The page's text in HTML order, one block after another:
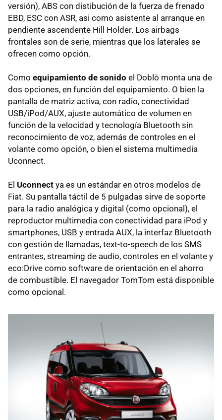
versión), ABS con distibución de la fuerza de frenado
EBD, ESC con ASR, asi como asistente al arranque en
pendiente ascendente Hill Holder. Los airbags
frontales son de serie, mientras que los laterales se
ofrecen como opción.
Como equipamiento de sonido el Doblò monta una de
dos opciones, en función del equipamiento. O bien la
pantalla de matriz activa, con radio, conectividad
USB/iPod/AUX, ajuste automático de volumen en
función de la velocidad y tecnología Bluetooth sin
reconocimiento de voz, además de controles en el
volante como opción, o bien el sistema multimedia
Uconnect.
El Uconnect ya es un estándar en otros modelos de
Fiat. Su pantalla táctil de 5 pulgadas sirve de soporte
para la radio analógica y digital (como opcional), el
reproductor multimedia con conectividad para iPod y
smartphones, USB y entrada AUX, la interfaz Bluetooth
con gestión de llamadas, text-to-speech de los SMS
entrantes, streaming de audio, controles en el volante y
eco:Drive como software de orientación en el ahorro
de combustible. El navegador TomTom está disponible
como opcional.